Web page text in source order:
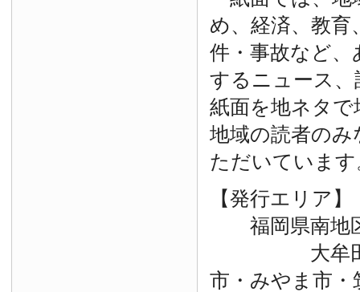
め、経済、教育
件・事故など
するニュース
紙面を地ネタ
地域の読者の
ただいています
【発行エリア】
福岡県南地
大牟田市
市・みやま市・